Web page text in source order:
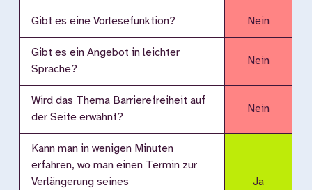
Gibt es eine Vorlesefunktion? Nein
Gibt es ein Angebot in leichter
Sprache?
Nein
Wird das Thema Barrierefreiheit auf
der Seite erwähnt?
Nein
Kann man in wenigen Minuten
erfahren, wo man einen Termin zur
Verlängerung seines
Ja